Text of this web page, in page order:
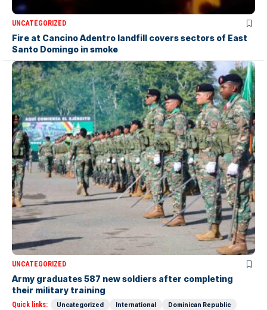
UNCATEGORIZED
Fire at Cancino Adentro landfill covers sectors of East
Santo Domingo in smoke
UNCATEGORIZED
Army graduates 587 new soldiers after completing
their military training
Quick links: Uncategorized International
Dominican Republic